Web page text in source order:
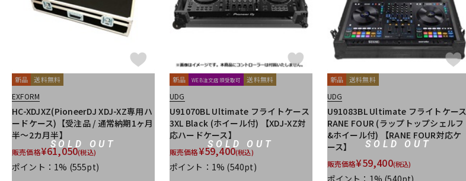
SOLD OUT
新品 送料無料
EXFORM
HC-XDJXZ(PioneerDJ XDJ-XZ専用ハ
ードケース)【受注品 / 通常納期1ヶ月
半～2カ月半】
販売価格¥61,050(税込)
ポイント：1% (555pt)
SOLD OUT
新品 WEB注文店頭受取可 送料無料
UDG
U91070BL Ultimate フライトケース
3XL Black (ホイール付) 【XDJ-XZ対
応ハードケース】
販売価格¥59,400(税込)
ポイント：1% (540pt)
SOLD OUT
新品 送料無料
UDG
U91083BL Ultimate フライトケース
RANE FOUR (ラップトップシェルフ
&ホイール付) 【RANE FOUR対応ケ
ース】
販売価格¥59,400(税込)
ポイント：1% (540pt)